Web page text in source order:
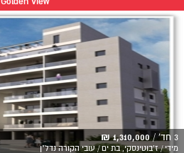
Golden View
3 חד' / 1,310,000 ₪
מידי / ז'בוטינסקי, בת ים / עובי הקורה נדל"ן